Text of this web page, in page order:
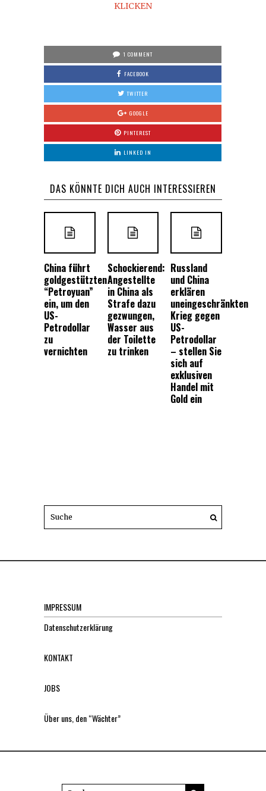
KLICKEN
1 COMMENT
FACEBOOK
TWITTER
GOOGLE
PINTEREST
LINKED IN
DAS KÖNNTE DICH AUCH INTERESSIEREN
China führt
goldgestützten
“Petroyuan”
ein, um den
US-
Petrodollar
zu
vernichten
Schockierend:
Angestellte
in China als
Strafe dazu
gezwungen,
Wasser aus
der Toilette
zu trinken
Russland
und China
erklären
uneingeschränkten
Krieg gegen
US-
Petrodollar
– stellen Sie
sich auf
exklusiven
Handel mit
Gold ein
IMPRESSUM
Datenschutzerklärung
KONTAKT
JOBS
Über uns, den “Wächter”